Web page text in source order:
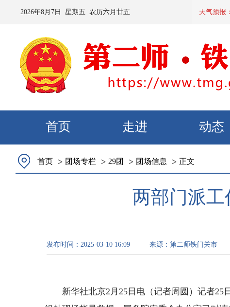
2026年8月 7 日 星期五 农历六月廿五 天气预报：
预计：今天
首页 走进 动态
首页 > 团场专栏 > 29团 > 团场信息 > 正文
两部门派
发布时间： 2025-03-10 16:09 来源： 第二师铁门关市
新华社北京2月25日电（记者周圆）记者